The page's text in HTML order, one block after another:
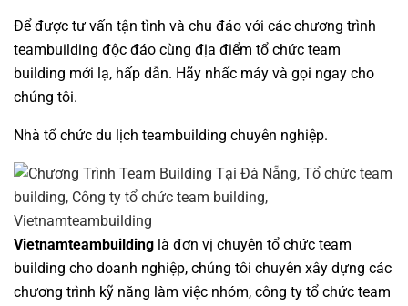
Để được tư vấn tận tình và chu đáo với các chương trình
teambuilding độc đáo cùng địa điểm tổ chức team
building mới lạ, hấp dẫn. Hãy nhấc máy và gọi ngay cho
chúng tôi.
Nhà tổ chức du lịch teambuilding chuyên nghiệp.
Vietnamteambuilding là đơn vị chuyên tổ chức team
building cho doanh nghiệp, chúng tôi chuyên xây dựng các
chương trình kỹ năng làm việc nhóm, công ty tổ chức team